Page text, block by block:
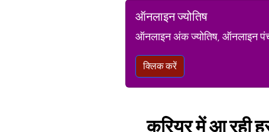
ऑनलाइन ज्योतिष
ऑनलाइन अंक ज्योतिष, ऑनलाइन
क्लिक करें
करियर में आ रही